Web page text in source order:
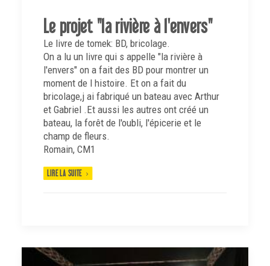
Le projet "la rivière à l'envers"
Le livre de tomek: BD, bricolage.
On a lu un livre qui s appelle "la rivière à
l'envers" on a fait des BD pour montrer un
moment de l histoire. Et on a fait du
bricolage,j ai fabriqué un bateau avec Arthur
et Gabriel .Et aussi les autres ont créé un
bateau, la forêt de l'oubli, l'épicerie et le
champ de fleurs.
Romain, CM1
LIRE LA SUITE